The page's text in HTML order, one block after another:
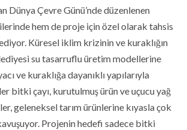
Çevre Günü’nde düzenlenen
hem de proje için özel olarak tahsis
Küresel iklim krizinin ve kuraklığın
su tasarruflu üretim modellerine
ve kuraklığa dayanıklı yapılarıyla
bitki çayı, kurutulmuş ürün ve uçucu yağ
geleneksel tarım ürünlerine kıyasla çok
Projenin hedefi sadece bitki